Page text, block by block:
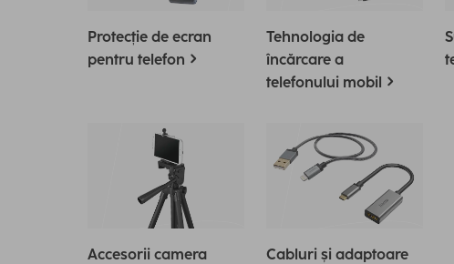
Protecție de ecran
pentru telefon
Tehnologia de
încărcare a
telefonului mobil
Accesorii camera
Cabluri și adaptoare